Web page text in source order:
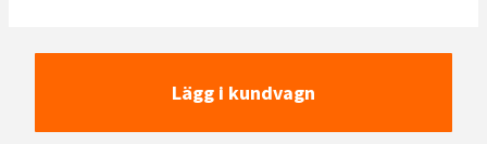
Lägg i kundvagn